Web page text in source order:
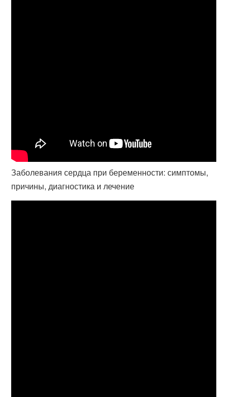
Заболевания сердца при беременности: симптомы,
причины, диагностика и лечение